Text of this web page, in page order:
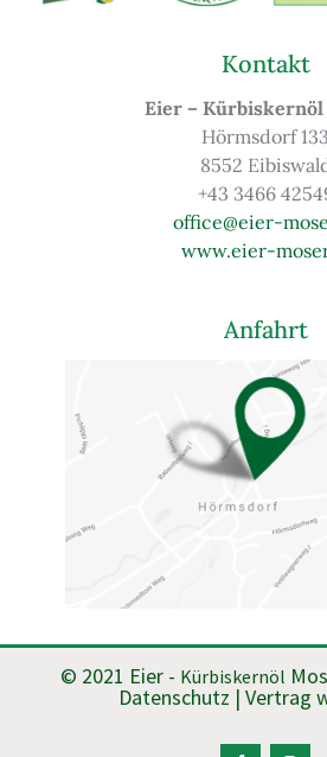
Kontakt
Eier –
Hörmsdorf 133
8552
+43 3466
office@eier-
www.eier-
Anfahrt
© 2021 Eier - Kürbiskernöl
Datenschutz | Vertrag